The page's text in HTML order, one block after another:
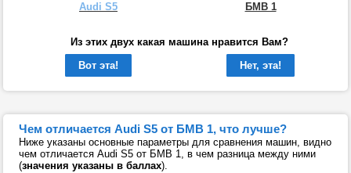
Audi S5 БМВ 1
Из этих двух какая машина нравится Вам?
Вот эта!
Нет, эта!
Чем отличается Audi S5 от БМВ 1, что лучше?
Ниже указаны основные параметры для сравнения машин, видно
чем отличается Audi S5 от БМВ 1, в чем разница между ними
(значения указаны в баллах).